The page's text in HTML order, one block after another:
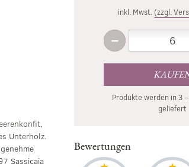
Unterholz.
Sassicaia
inkl. Mwst. (zzgl.
-
Produkte werden in 3
geliefert
Bewertungen